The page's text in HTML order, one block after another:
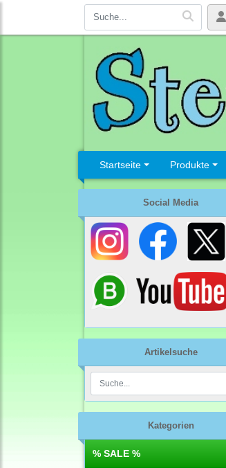
Startseite Produkte
Social Media
Artikelsuche
Kategorien
% SALE %